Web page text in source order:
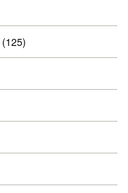
(125)